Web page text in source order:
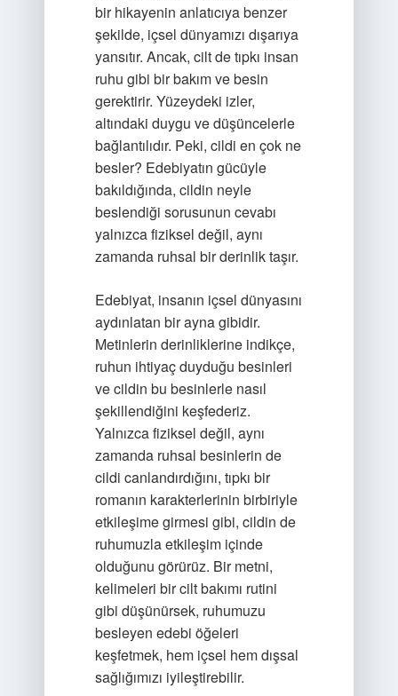
bir hikayenin anlatıcıya benzer
şekilde, içsel dünyamızı dışarıya
yansıtır. Ancak, cilt de tıpkı insan
ruhu gibi bir bakım ve besin
gerektirir. Yüzeydeki izler,
altındaki duygu ve düşüncelerle
bağlantılıdır. Peki, cildi en çok ne
besler? Edebiyatın gücüyle
bakıldığında, cildin neyle
beslendiği sorusunun cevabı
yalnızca fiziksel değil, aynı
zamanda ruhsal bir derinlik taşır.
Edebiyat, insanın içsel dünyasını
aydınlatan bir ayna gibidir.
Metinlerin derinliklerine indikçe,
ruhun ihtiyaç duyduğu besinleri
ve cildin bu besinlerle nasıl
şekillendiğini keşfederiz.
Yalnızca fiziksel değil, aynı
zamanda ruhsal besinlerin de
cildi canlandırdığını, tıpkı bir
romanın karakterlerinin birbiriyle
etkileşime girmesi gibi, cildin de
ruhumuzla etkileşim içinde
olduğunu görürüz. Bir metni,
kelimeleri bir cilt bakımı rutini
gibi düşünürsek, ruhumuzu
besleyen edebi öğeleri
keşfetmek, hem içsel hem dışsal
sağlığımızı iyileştirebilir.